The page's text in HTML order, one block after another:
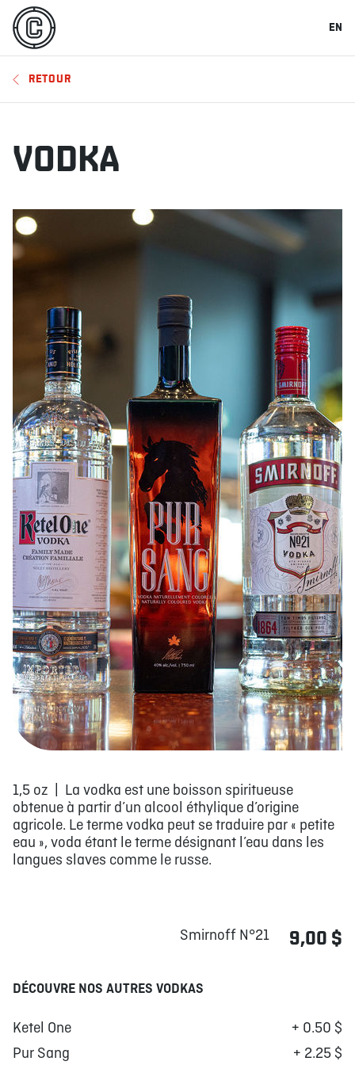
EN
RETOUR
VODKA
1,5 oz | La vodka est une boisson spiritueuse
obtenue à partir d’un alcool éthylique d’origine
agricole. Le terme vodka peut se traduire par « petite
eau », voda étant le terme désignant l’eau dans les
langues slaves comme le russe.
Smirnoff N°21 9,00 $
DÉCOUVRE NOS AUTRES VODKAS
Ketel One
+ 0.50 $
Pur Sang
+ 2.25 $